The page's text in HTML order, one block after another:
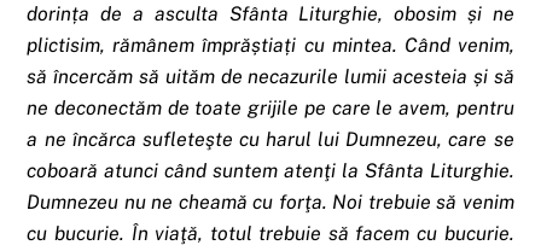
dorința de a asculta Sfânta Liturghie, obosim și ne
plictisim, rămânem împrăștiați cu mintea. Când venim,
să încercăm să uităm de necazurile lumii acesteia și să
ne deconectăm de toate grijile pe care le avem, pentru
a ne încărca sufleteşte cu harul lui Dumnezeu, care se
coboară atunci când suntem atenţi la Sfânta Liturghie.
Dumnezeu nu ne cheamă cu forţa. Noi trebuie să venim
cu bucurie. În viaţă, totul trebuie să facem cu bucurie.